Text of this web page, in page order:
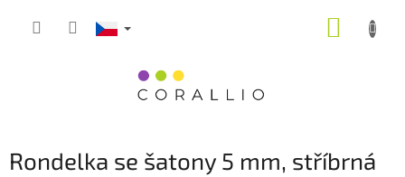
Rondelka se šatony 5 mm, stříbrná